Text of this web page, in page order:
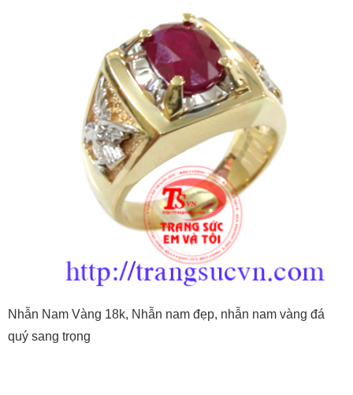
Nhẫn Nam Vàng 18k, Nhẫn nam đẹp, nhẫn nam vàng đá
quý sang trọng